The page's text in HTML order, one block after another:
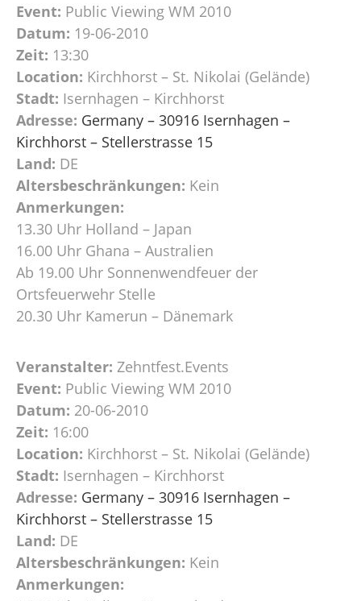
Event: Public Viewing WM 2010
Datum: 19-06-2010
Zeit: 13:30
Location: Kirchhorst – St. Nikolai (Gelände)
Stadt: Isernhagen – Kirchhorst
Adresse: Germany – 30916 Isernhagen –
Kirchhorst – Stellerstrasse 15
Land: DE
Altersbeschränkungen: Kein
Anmerkungen:
13.30 Uhr Holland – Japan
16.00 Uhr Ghana – Australien
Ab 19.00 Uhr Sonnenwendfeuer der
Ortsfeuerwehr Stelle
20.30 Uhr Kamerun – Dänemark
Veranstalter: Zehntfest.Events
Event: Public Viewing WM 2010
Datum: 20-06-2010
Zeit: 16:00
Location: Kirchhorst – St. Nikolai (Gelände)
Stadt: Isernhagen – Kirchhorst
Adresse: Germany – 30916 Isernhagen –
Kirchhorst – Stellerstrasse 15
Land: DE
Altersbeschränkungen: Kein
Anmerkungen: